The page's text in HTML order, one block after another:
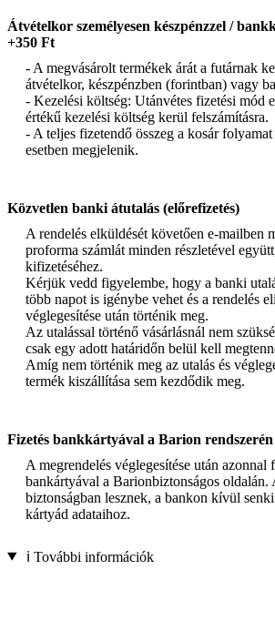
Átvételkor személyesen készpénzzel /
+350 Ft
- A megvásárolt termékek árát a futárnak
átvételkor, készpénzben (forintban) vagy
- Kezelési költség: Utánvétes fizetési mód
értékű kezelési költség kerül felszámításra.
- A teljes fizetendő összeg a kosár
esetben megjelenik.
Közvetlen banki átutalás (előrefizetés)
A rendelés elküldését követően e-mailben
proforma számlát minden részletével
kifizetéséhez.
Kérjük vedd figyelembe, hogy a banki
több napot is igénybe vehet és a rendelés
véglegesítése után történik meg.
Az utalással történő vásárlásnál nem
csak egy adott határidőn belül kell
Amíg nem történik meg az utalás és
termék kiszállítása sem kezdődik meg.
Fizetés bankkártyával a Barion
A megrendelés véglegesítése után azonnal
bankártyával a Barionbiztonságos oldalán.
biztonságban lesznek, a bankon kívül
kártyád adataihoz.
ℹ️ További információk